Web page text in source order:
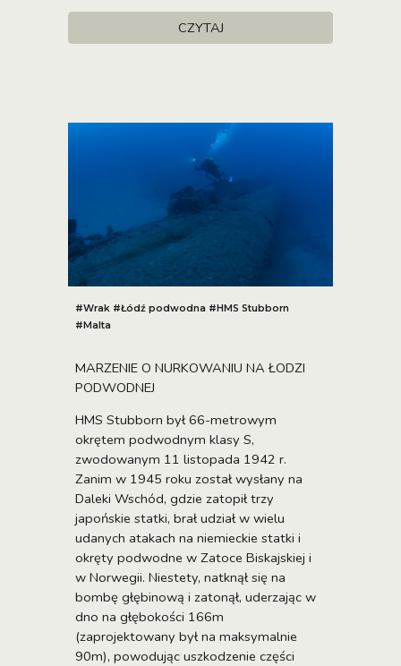
CZYTAJ
#Wrak #Łódź podwodna #HMS Stubborn
#Malta
MARZENIE O NURKOWANIU NA ŁODZI
PODWODNEJ
HMS Stubborn był 66-metrowym
okrętem podwodnym klasy S,
zwodowanym 11 listopada 1942 r.
Zanim w 1945 roku został wysłany na
Daleki Wschód, gdzie zatopił trzy
japońskie statki, brał udział w wielu
udanych atakach na niemieckie statki i
okręty podwodne w Zatoce Biskajskiej i
w Norwegii. Niestety, natknął się na
bombę głębinową i zatonął, uderzając w
dno na głębokości 166m
(zaprojektowany był na maksymalnie
90m), powodując uszkodzenie części